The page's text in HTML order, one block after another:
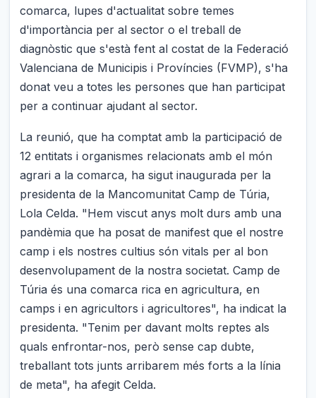
comarca, lupes d'actualitat sobre temes
d'importància per al sector o el treball de
diagnòstic que s'està fent al costat de la Federació
Valenciana de Municipis i Províncies (FVMP), s'ha
donat veu a totes les persones que han participat
per a continuar ajudant al sector.
La reunió, que ha comptat amb la participació de
12 entitats i organismes relacionats amb el món
agrari a la comarca, ha sigut inaugurada per la
presidenta de la Mancomunitat Camp de Túria,
Lola Celda. "Hem viscut anys molt durs amb una
pandèmia que ha posat de manifest que el nostre
camp i els nostres cultius són vitals per al bon
desenvolupament de la nostra societat. Camp de
Túria és una comarca rica en agricultura, en
camps i en agricultors i agricultores", ha indicat la
presidenta. "Tenim per davant molts reptes als
quals enfrontar-nos, però sense cap dubte,
treballant tots junts arribarem més forts a la línia
de meta", ha afegit Celda.